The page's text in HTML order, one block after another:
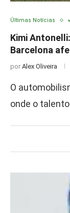
Últimas Notícias
Kimi
Barcelona
por Alex Oliveira
O
onde o